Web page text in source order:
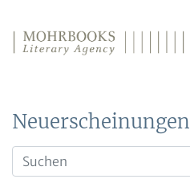
Neuerscheinungen